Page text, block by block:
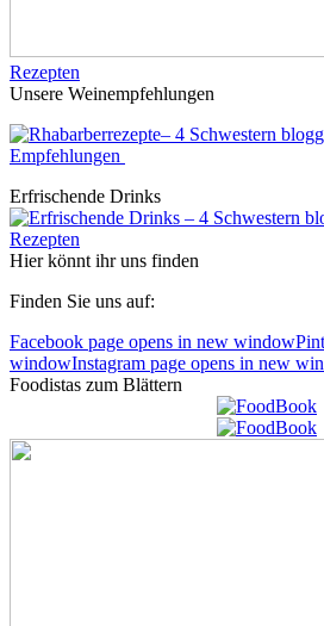
Rezepten
Unsere Weinempfehlungen
Empfehlungen
Erfrischende Drinks
Rezepten
Hier könnt ihr uns finden
Finden Sie uns auf:
Facebook page opens in new window
windowInstagram page opens in new
Foodistas zum Blättern